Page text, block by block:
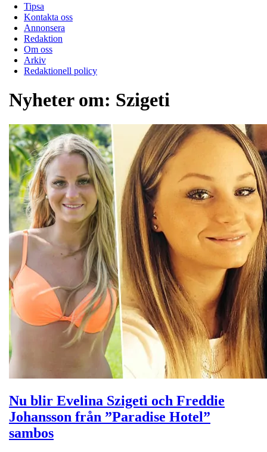
Tipsa
Kontakta oss
Annonsera
Redaktion
Om oss
Arkiv
Redaktionell policy
Nyheter om: Szigeti
Nu blir Evelina Szigeti och Freddie
Johansson från ”Paradise Hotel”
sambos